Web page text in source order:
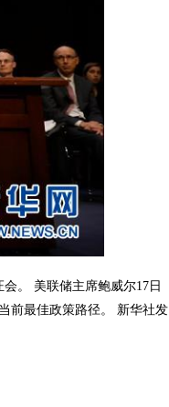
。 美联储主席鲍威尔17日
前最佳政策路径。 新华社发